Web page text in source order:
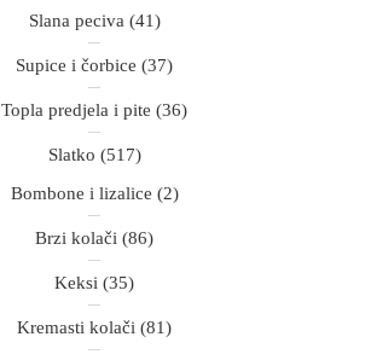
Slana peciva (41)
Supice i čorbice (37)
Topla predjela i pite (36)
Slatko (517)
Bombone i lizalice (2)
Brzi kolači (86)
Keksi (35)
Kremasti kolači (81)